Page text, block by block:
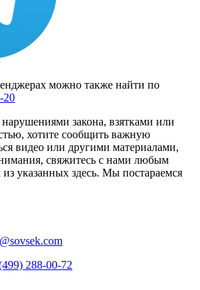
можно также найти по
20
закона, взятками или
хотите сообщить важную
видео или другими материалами,
свяжитесь с нами любым
указанных здесь. Мы постараемся
288-00-72